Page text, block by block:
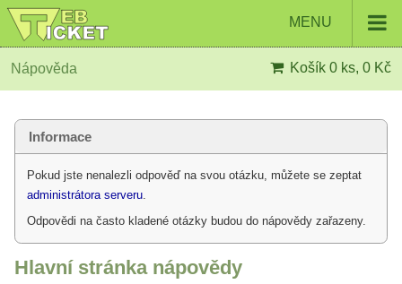
MENU
Nápověda Košík 0 ks, 0 Kč
Informace
Pokud jste nenalezli odpověď na svou otázku, můžete se zeptat
administrátora serveru.
Odpovědi na často kladené otázky budou do nápovědy zařazeny.
Hlavní stránka nápovědy